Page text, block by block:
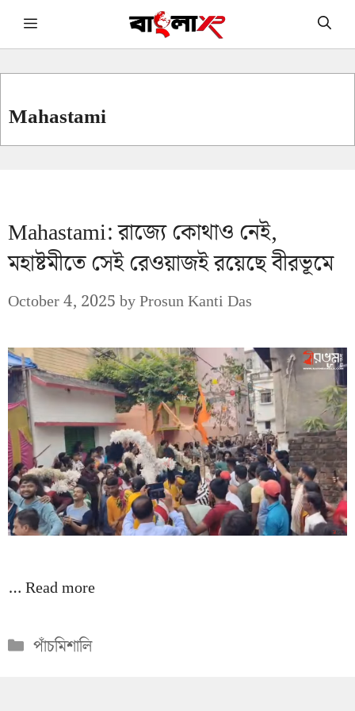
Skip Menu
Mahastami
Mahastami: রাজ্যে কোথাও নেই,
মহাষ্টমীতে সেই রেওয়াজই রয়েছে বীরভূমে
October 4, 2025byProsun Kanti Das
…Read more
Categories
পাঁচমিশালি